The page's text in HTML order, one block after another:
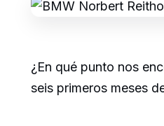
¿En qué punto nos
seis primeros meses